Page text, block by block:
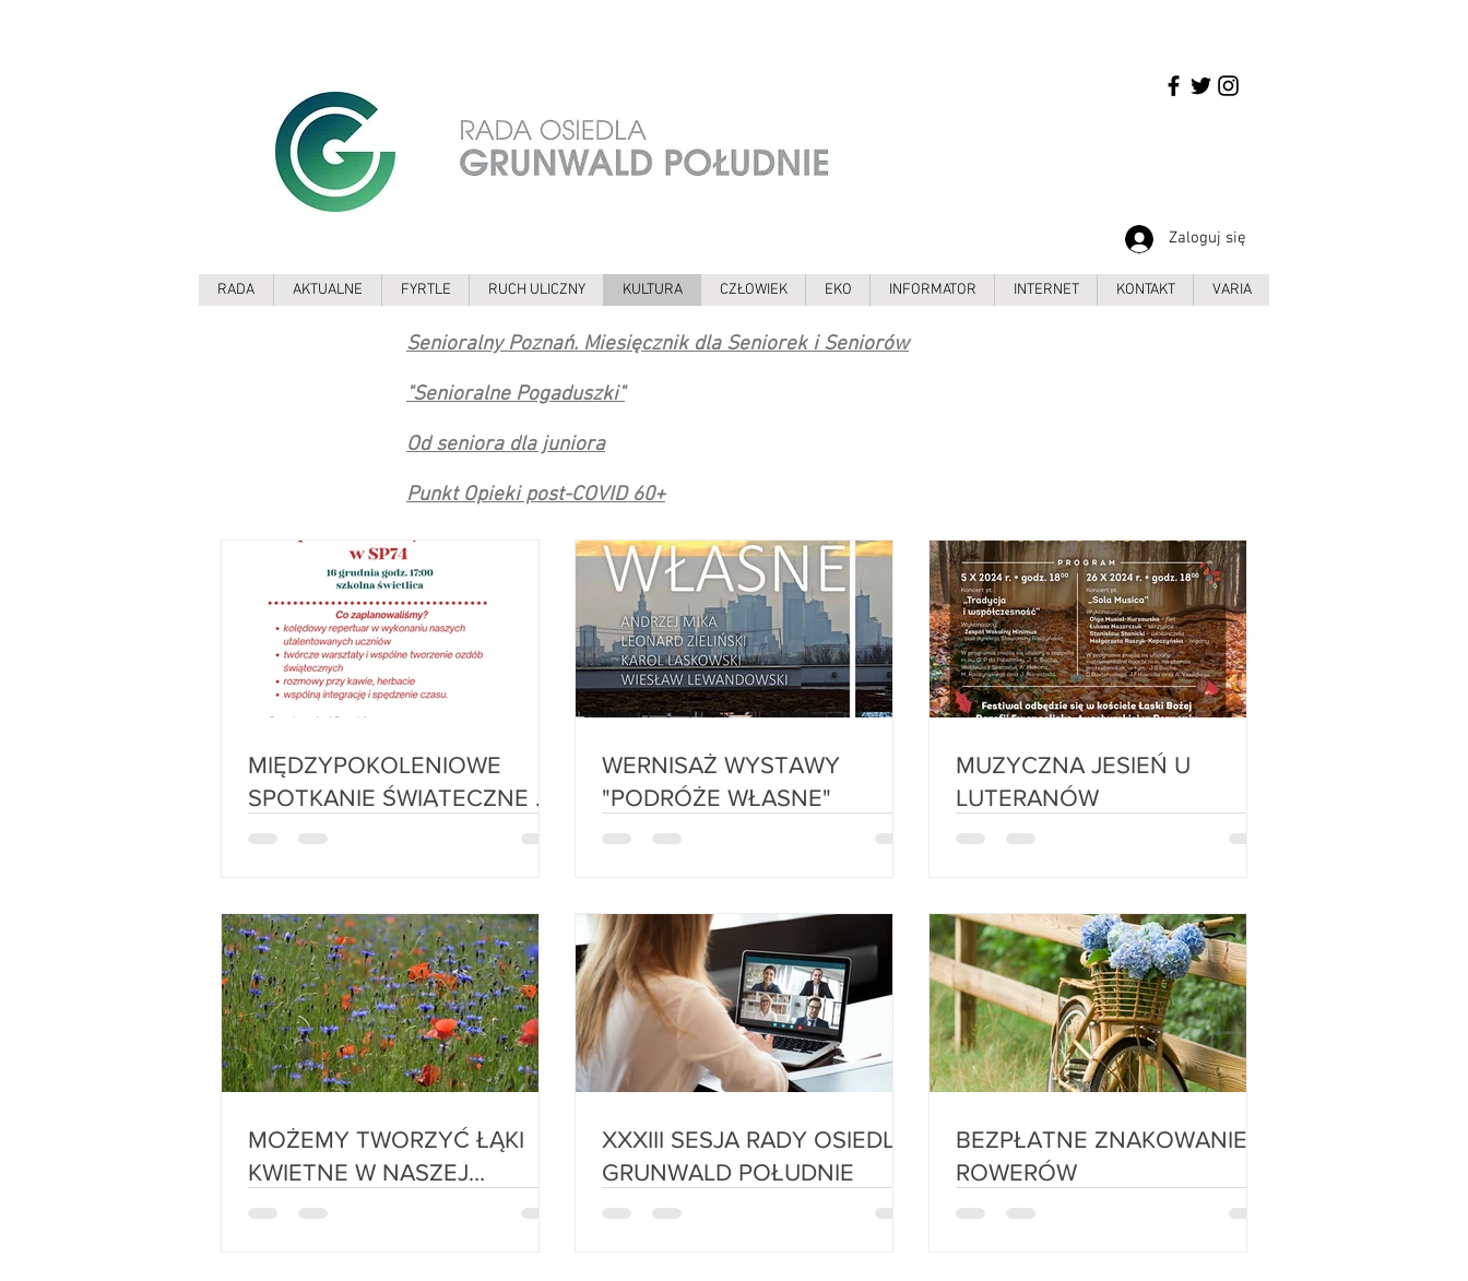
Zaloguj się
RADA AKTUALNE FYRTLE RUCH ULICZNY KULTURA CZŁOWIEK EKO INFORMATOR INTERNET KONTAKT VARIA
Senioralny Poznań. Miesięcznik dla Seniorek i Seniorów
"Senioralne Pogaduszki"
Od seniora dla juniora
Punkt Opieki post-COVID 60+
MIĘDZYPOKOLENIOWE
SPOTKANIE ŚWIĄTECZNE W
SZKOLE PODSTAWOWEJ NR
WERNISAŻ WYSTAWY
"PODRÓŻE WŁASNE"
MUZYCZNA JESIEŃ U
LUTERANÓW
MOŻEMY TWORZYĆ ŁĄKI
KWIETNE W NASZEJ
OKOLICY
XXXIII SESJA RADY OSIEDLA
GRUNWALD POŁUDNIE
BEZPŁATNE ZNAKOWANIE
ROWERÓW